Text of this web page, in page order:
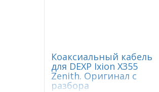
Коаксиальный кабель
для DEXP Ixion X355
Zenith. Оригинал с
разбора